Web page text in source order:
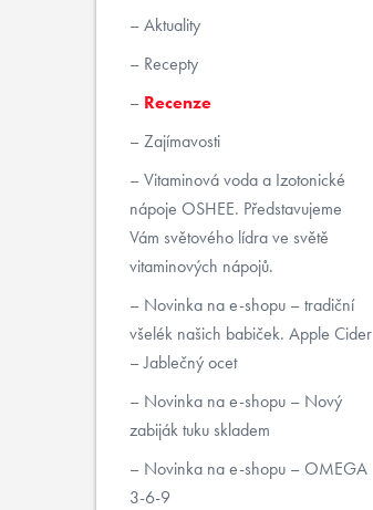
Aktuality
Recepty
Recenze
Zajímavosti
Vitaminová voda a Izotonické
nápoje OSHEE. Představujeme
Vám světového lídra ve světě
vitaminových nápojů.
Novinka na e-shopu – tradiční
všelék našich babiček. Apple Cider
– Jablečný ocet
Novinka na e-shopu – Nový
zabiják tuku skladem
Novinka na e-shopu – OMEGA
3-6-9